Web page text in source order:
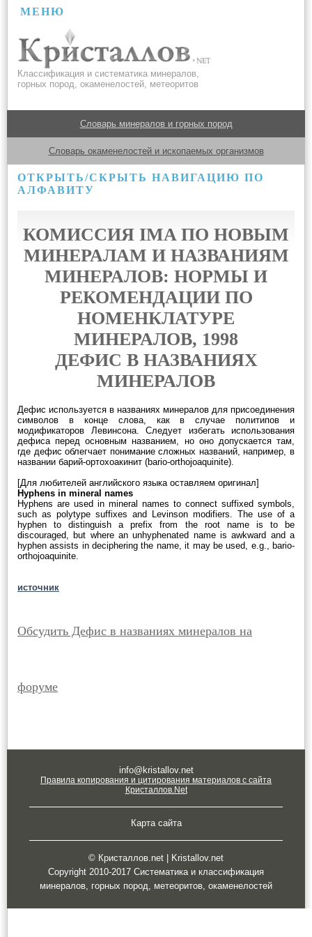
МЕНЮ
Классификация и систематика минералов,
горных пород, окаменелостей, метеоритов
Словарь минералов и горных пород
Словарь окаменелостей и ископаемых организмов
ОТКРЫТЬ/СКРЫТЬ НАВИГАЦИЮ ПО
АЛФАВИТУ
КОМИССИЯ IMA ПО НОВЫМ
МИНЕРАЛАМ И НАЗВАНИЯМ
МИНЕРАЛОВ: НОРМЫ И
РЕКОМЕНДАЦИИ ПО
НОМЕНКЛАТУРЕ
МИНЕРАЛОВ, 1998
ДЕФИС В НАЗВАНИЯХ
МИНЕРАЛОВ
Дефис используется в названиях минералов для присоединения
символов в конце слова, как в случае политипов и
модификаторов Левинсона. Следует избегать использования
дефиса перед основным названием, но оно допускается там,
где дефис облегчает понимание сложных названий, например, в
названии барий-ортохоакинит (bario-orthojoaquinite).
[Для любителей английского языка оставляем оригинал]
Hyphens in mineral names
Hyphens are used in mineral names to connect suffixed symbols,
such as polytype suffixes and Levinson modifiers. The use of a
hyphen to distinguish a prefix from the root name is to be
discouraged, but where an unhyphenated name is awkward and a
hyphen assists in deciphering the name, it may be used, e.g., bario-
orthojoaquinite.
источник
Обсудить Дефис в названиях минералов на
форуме
info@kristallov.net
Правила копирования и цитирования материалов с сайта
Кристаллов.Net
Карта сайта
© Кристаллов.net | Kristallov.net
Copyright 2010-2017 Систематика и классификация
минералов, горных пород, метеоритов, окаменелостей